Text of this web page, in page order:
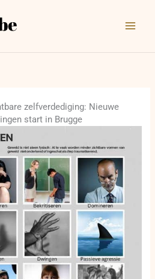
zelfverdediging: Nieuwe
start in Brugge